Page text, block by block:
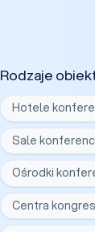
Rodzaje
Hotele
Sale
Ośrodki
Centra